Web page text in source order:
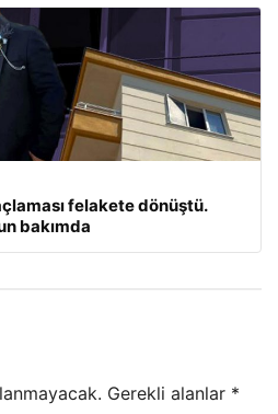
felakete dönüştü.
bakımda
Gerekli alanlar *